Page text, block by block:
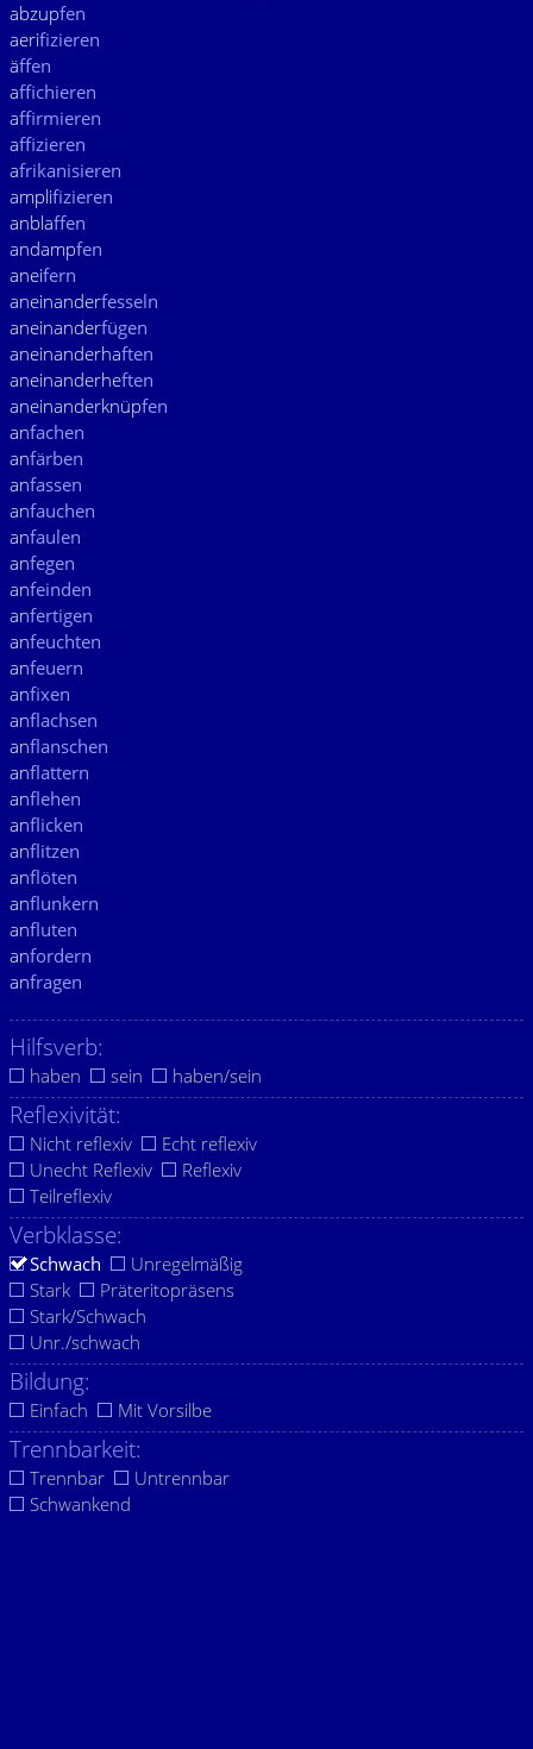
abzupfen
aerifizieren
äffen
affichieren
affirmieren
affizieren
afrikanisieren
amplifizieren
anblaffen
andampfen
aneifern
aneinanderfesseln
aneinanderfügen
aneinanderhaften
aneinanderheften
aneinanderknüpfen
anfachen
anfärben
anfassen
anfauchen
anfaulen
anfegen
anfeinden
anfertigen
anfeuchten
anfeuern
anfixen
anflachsen
anflanschen
anflattern
anflehen
anflicken
anflitzen
anflöten
anflunkern
anfluten
anfordern
anfragen
Hilfsverb:
haben sein haben/sein
Reflexivität:
Nicht reflexiv
Echt reflexiv
Unecht Reflexiv
Reflexiv
Teilreflexiv
Verbklasse:
Schwach
Unregelmäßig
Stark
Präteritopräsens
Stark/Schwach
Unr./schwach
Bildung:
Einfach Mit Vorsilbe
Trennbarkeit:
Trennbar
Untrennbar
Schwankend